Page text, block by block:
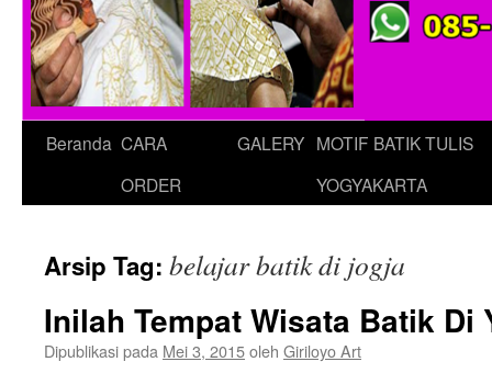
Beranda CARA
ORDER
GALERY MOTIF BATIK TULIS
YOGYAKARTA
Arsip Tag: belajar batik di jogja
Inilah Tempat Wisata Batik Di
Dipublikasi pada Mei 3, 2015oleh Giriloyo Art